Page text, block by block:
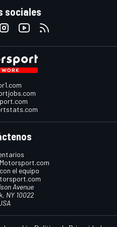
sociales
el equipo
Avenue
NY 10022